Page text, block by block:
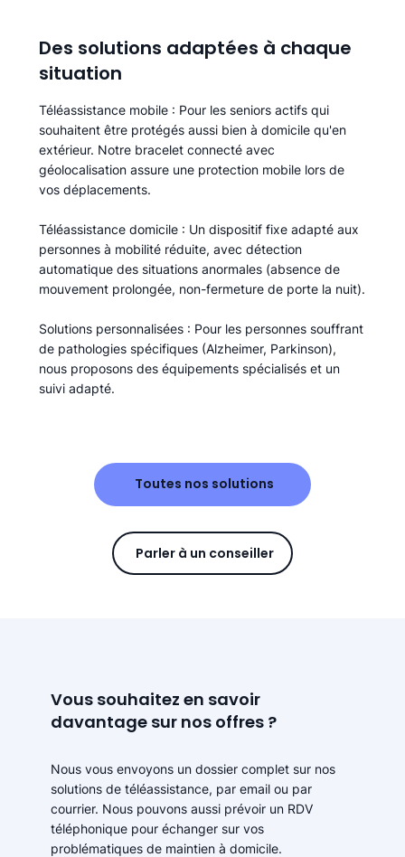
Des solutions adaptées à chaque
situation
Téléassistance mobile : Pour les seniors actifs qui
souhaitent être protégés aussi bien à domicile qu'en
extérieur. Notre bracelet connecté avec
géolocalisation assure une protection mobile lors de
vos déplacements.
Téléassistance domicile : Un dispositif fixe adapté aux
personnes à mobilité réduite, avec détection
automatique des situations anormales (absence de
mouvement prolongée, non-fermeture de porte la nuit).
Solutions personnalisées : Pour les personnes souffrant
de pathologies spécifiques (Alzheimer, Parkinson),
nous proposons des équipements spécialisés et un
suivi adapté.
Toutes nos solutions
Parler à un conseiller
Vous souhaitez en savoir
davantage sur nos offres ?
Nous vous envoyons un dossier complet sur nos
solutions de téléassistance, par email ou par
courrier. Nous pouvons aussi prévoir un RDV
téléphonique pour échanger sur vos
problématiques de maintien à domicile.